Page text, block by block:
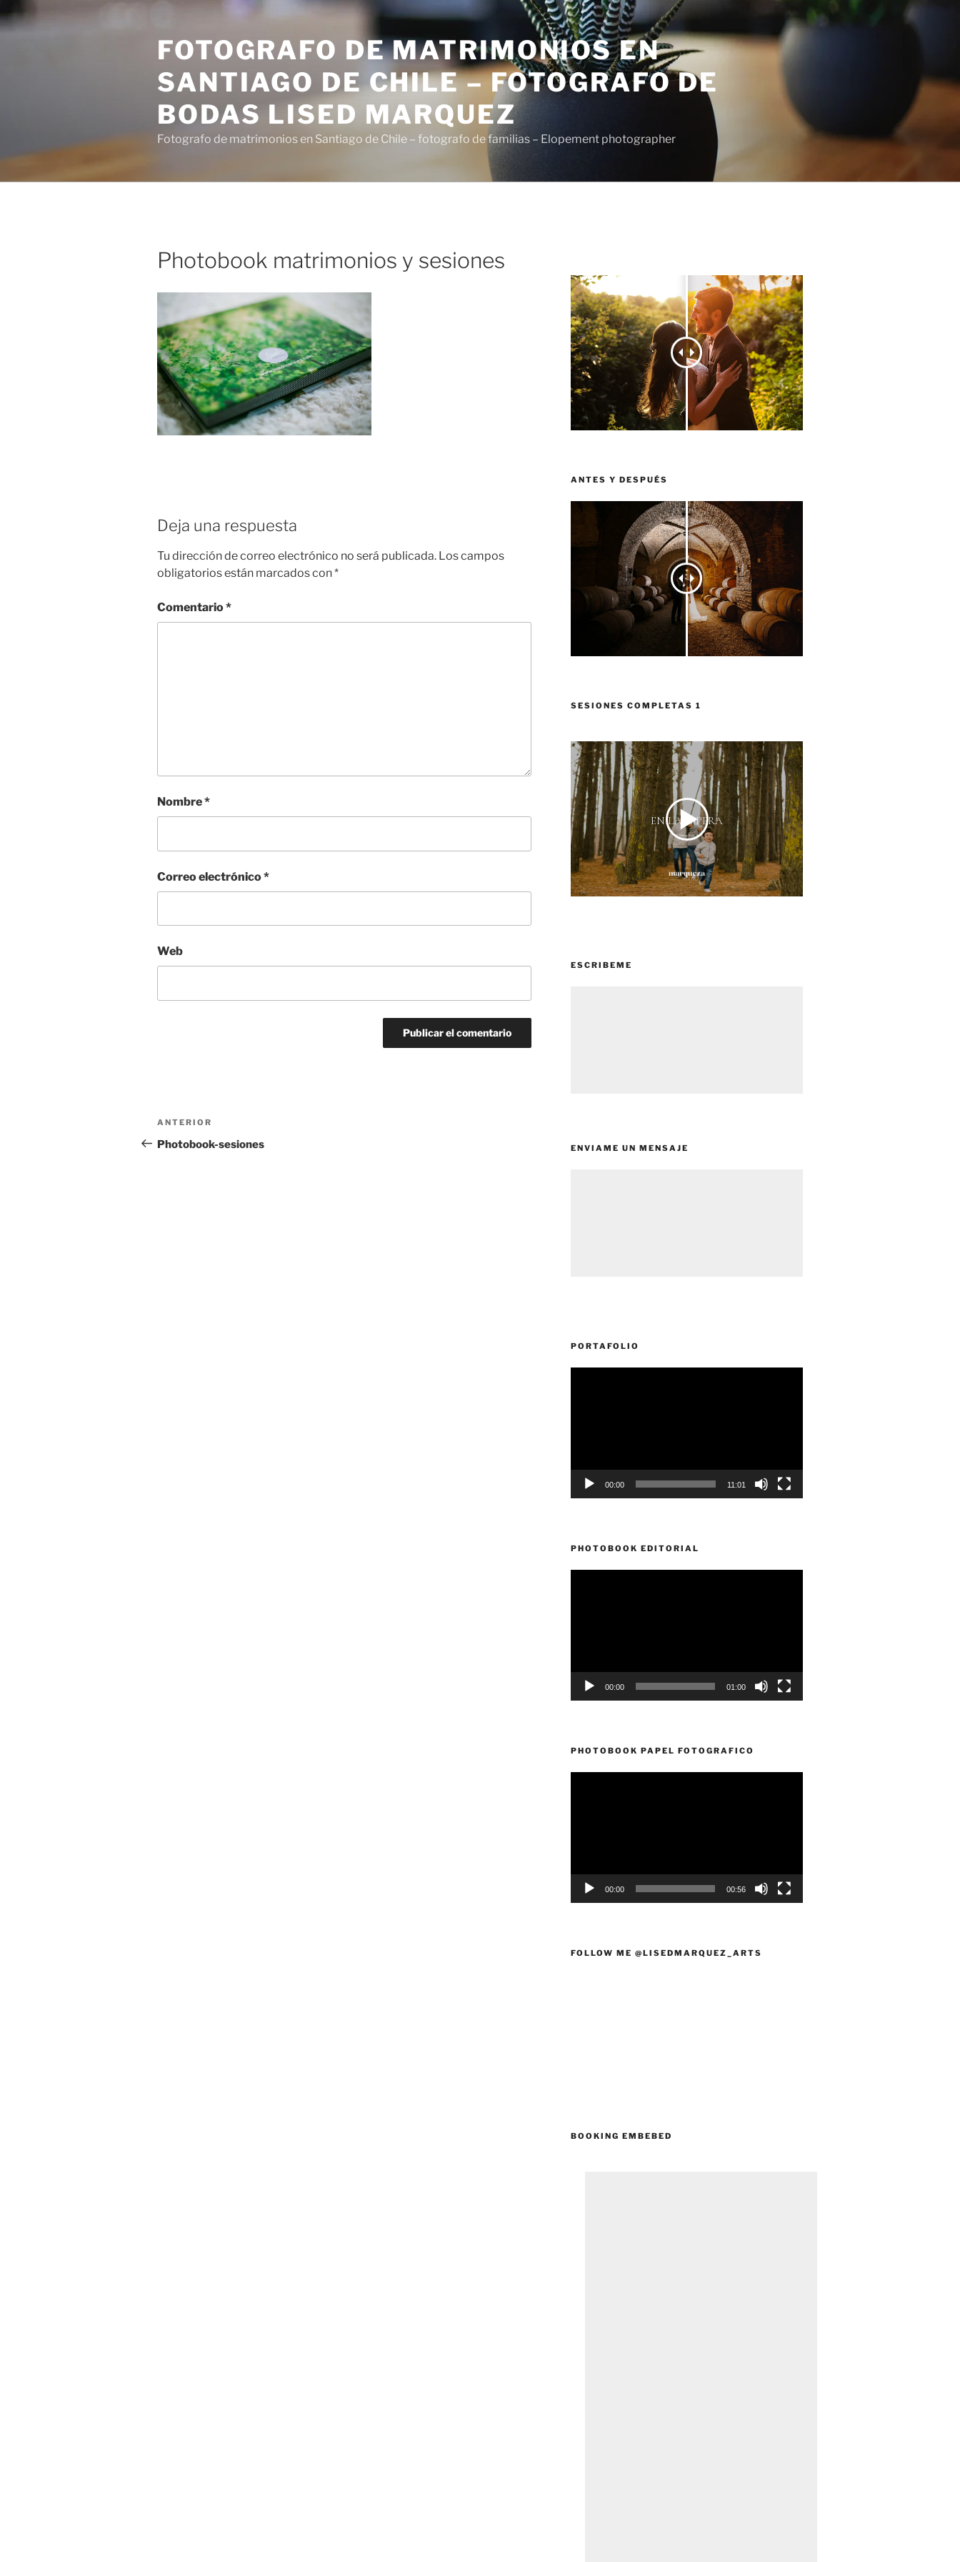
al
FOTOGRAFO DE MATRIMONIOS EN
SANTIAGO DE CHILE – FOTOGRAFO DE
BODAS LISED MARQUEZ
Fotografo de matrimonios en Santiago de Chile – fotografo de familias – Elopement photographer
Photobook matrimonios y sesiones
Deja una respuesta
Tu dirección de correo electrónico no será publicada. Los campos
obligatorios están marcados con*
Comentario*
Nombre*
Correo electrónico*
Web
Navegación
de
Entrada
anterior:
ANTERIOR
Photobook-sesiones
ANTES Y DESPUÉS
SESIONES COMPLETAS 1
ESCRIBEME
ENVIAME UN MENSAJE
PORTAFOLIO
00:00 11:01
PHOTOBOOK EDITORIAL
00:00 01:00
PHOTOBOOK PAPEL FOTOGRAFICO
00:00 00:56
FOLLOW ME @LISEDMARQUEZ_ARTS
BOOKING EMBEBED